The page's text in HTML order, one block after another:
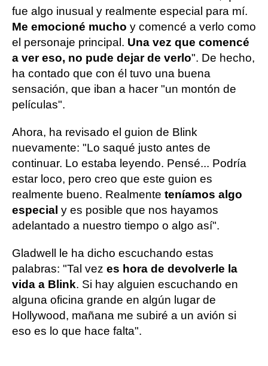
fue algo inusual y realmente especial para mí.
Me emocioné mucho y comencé a verlo como
el personaje principal. Una vez que comencé
a ver eso, no pude dejar de verlo". De hecho,
ha contado que con él tuvo una buena
sensación, que iban a hacer "un montón de
películas".
Ahora, ha revisado el guion de Blink
nuevamente: "Lo saqué justo antes de
continuar. Lo estaba leyendo. Pensé... Podría
estar loco, pero creo que este guion es
realmente bueno. Realmente teníamos algo
especial y es posible que nos hayamos
adelantado a nuestro tiempo o algo así".
Gladwell le ha dicho escuchando estas
palabras: "Tal vez es hora de devolverle la
vida a Blink. Si hay alguien escuchando en
alguna oficina grande en algún lugar de
Hollywood, mañana me subiré a un avión si
eso es lo que hace falta".